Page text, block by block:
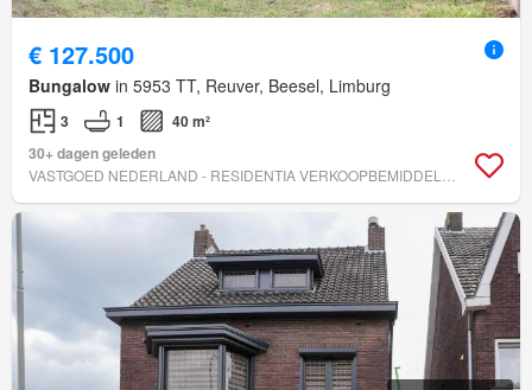
€ 127.500
Bungalow in 5953 TT, Reuver, Beesel, Limburg
3 1
40 m²
30+ dagen geleden